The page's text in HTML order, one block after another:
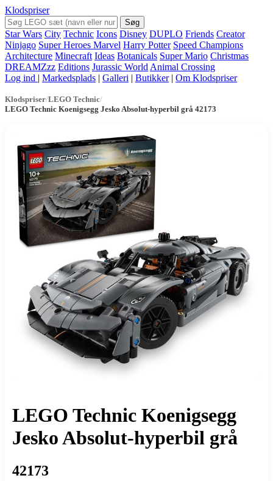
Klodspriser
Søg
Star Wars City Technic Icons Disney DUPLO Friends Creator
Ninjago Super Heroes Marvel Harry Potter Speed Champions
Architecture Minecraft Ideas Botanicals Super Mario Christmas
DREAMZzz Editions Jurassic World Animal Crossing
Log ind | Markedsplads | Galleri | Butikker | Om Klodspriser
Klodspriser/LEGO Technic/
LEGO Technic Koenigsegg Jesko Absolut-hyperbil grå 42173
LEGO Technic Koenigsegg
Jesko Absolut-hyperbil grå
42173